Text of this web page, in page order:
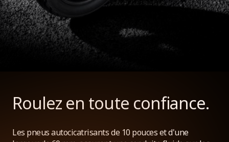
Roulez en toute confiance.
Les pneus autocicatrisants de 10 pouces et d'une
recharger.